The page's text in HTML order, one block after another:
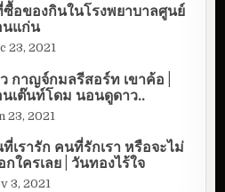
ซื้อของกินในโรงพยาบาลศูนย์
แก่น
23, 2021
กาญจ์กมลรีสอร์ท เขาค้อ |
เต๊นท์โดม นอนดูดาว..
23, 2021
เรารัก คนที่รักเรา หรือจะไม่
กใครเลย | วันทองไร้ใจ
3, 2021